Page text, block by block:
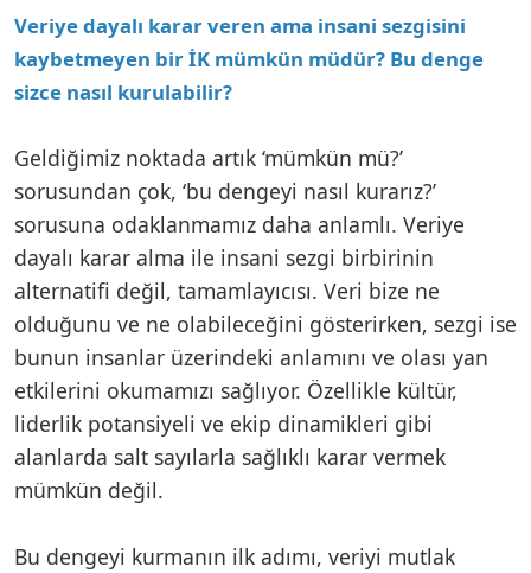
Veriye dayalı karar veren ama insani sezgisini
kaybetmeyen bir İK mümkün müdür? Bu denge
sizce nasıl kurulabilir?
Geldiğimiz noktada artık ‘mümkün mü?’
sorusundan çok, ‘bu dengeyi nasıl kurarız?’
sorusuna odaklanmamız daha anlamlı. Veriye
dayalı karar alma ile insani sezgi birbirinin
alternatifi değil, tamamlayıcısı. Veri bize ne
olduğunu ve ne olabileceğini gösterirken, sezgi ise
bunun insanlar üzerindeki anlamını ve olası yan
etkilerini okumamızı sağlıyor. Özellikle kültür,
liderlik potansiyeli ve ekip dinamikleri gibi
alanlarda salt sayılarla sağlıklı karar vermek
mümkün değil.
Bu dengeyi kurmanın ilk adımı, veriyi mutlak